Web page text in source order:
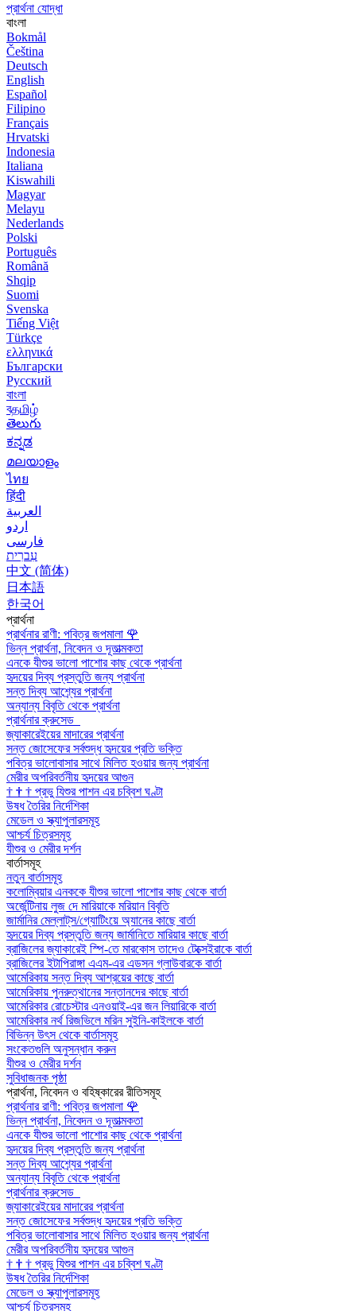
প্রার্থনা যোদ্ধা
বাংলা
Bokmål
Čeština
Deutsch
English
Español
Filipino
Français
Hrvatski
Indonesia
Italiana
Kiswahili
Magyar
Melayu
Nederlands
Polski
Português
Română
Shqip
Suomi
Svenska
Tiếng Việt
Türkçe
ελληνικά
Български
Русский
বাংলা
বதமிழ்
తెలుగు
ಕನ್ನಡ
മലയാളം
ไทย
हिंदी
العربية
اردو
فارسی
עִברִית
中文 (简体)
日本語
한국어
প্রার্থনা
প্রার্থনার রাণী: পবিত্র জপমালা 🌹
ভিন্ন প্রার্থনা, নিবেদন ও দূতাত্মকতা
এনকে যীশুর ভালো পাশোর কাছ থেকে প্রার্থনা
হৃদয়ের দিব্য প্রস্তুতি জন্য প্রার্থনা
সন্ত দিব্য আশ্র্যের প্রার্থনা
অন্যান্য বিবৃতি থেকে প্রার্থনা
প্রার্থনার ক্রুসেড
জ্যাকারেইয়ের মাদারের প্রার্থনা
সন্ত জোসেফের সর্বশুদ্ধ হৃদয়ের প্রতি ভক্তি
পবিত্র ভালোবাসার সাথে মিলিত হওয়ার জন্য প্রার্থনা
মেরীর অপরিবর্তনীয় হৃদয়ের আগুন
† † † প্রভু যিশুর পাশন এর চব্বিশ ঘণ্টা
উষধ তৈরির নির্দেশিকা
মেডেল ও স্ক্যাপুলারসমূহ
আশ্চর্য চিত্রসমূহ
যীশুর ও মেরীর দর্শন
বার্তাসমূহ
নতুন বার্তাসমূহ
কলোম্বিয়ার এনককে যীশুর ভালো পাশোর কাছ থেকে বার্তা
অর্জেন্টিনায় লুজ দে মারিয়াকে মরিয়ান বিবৃতি
জার্মানির মেল্লাট্‌স/গ্যোটিংয়ে অ্যানের কাছে বার্তা
হৃদয়ের দিব্য প্রস্তুতি জন্য জার্মানিতে মারিয়ার কাছে বার্তা
ব্রাজিলের জ্যাকারেই স্পি-তে মারকোস তাদেও টেক্সেইরাকে বার্তা
ব্রাজিলের ইটাপিরাঙ্গা এএম-এর এডসন গ্লাউবারকে বার্তা
আমেরিকায় সন্ত দিব্য আশ্রয়ের কাছে বার্তা
আমেরিকায় পুনরুত্থানের সন্তানদের কাছে বার্তা
আমেরিকার রোচেস্টার এনওয়াই-এর জন লিয়ারিকে বার্তা
আমেরিকার নর্থ রিজভিলে মরিন সুইনি-কাইলকে বার্তা
বিভিন্ন উৎস থেকে বার্তাসমূহ
সংকেতগুলি অনুসন্ধান করুন
যীশুর ও মেরীর দর্শন
সুবিধাজনক পৃষ্ঠা
প্রার্থনা, নিবেদন ও বহিষ্কারের রীতিসমূহ
প্রার্থনার রাণী: পবিত্র জপমালা 🌹
ভিন্ন প্রার্থনা, নিবেদন ও দূতাত্মকতা
এনকে যীশুর ভালো পাশোর কাছ থেকে প্রার্থনা
হৃদয়ের দিব্য প্রস্তুতি জন্য প্রার্থনা
সন্ত দিব্য আশ্র্যের প্রার্থনা
অন্যান্য বিবৃতি থেকে প্রার্থনা
প্রার্থনার ক্রুসেড
জ্যাকারেইয়ের মাদারের প্রার্থনা
সন্ত জোসেফের সর্বশুদ্ধ হৃদয়ের প্রতি ভক্তি
পবিত্র ভালোবাসার সাথে মিলিত হওয়ার জন্য প্রার্থনা
মেরীর অপরিবর্তনীয় হৃদয়ের আগুন
† † † প্রভু যিশুর পাশন এর চব্বিশ ঘণ্টা
উষধ তৈরির নির্দেশিকা
মেডেল ও স্ক্যাপুলারসমূহ
আশ্চর্য চিত্রসমূহ